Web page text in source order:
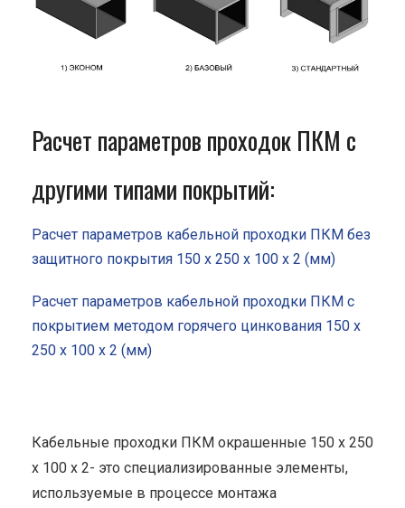
Расчет параметров проходок ПКМ с
другими типами покрытий:
Расчет параметров кабельной проходки ПКМ без
защитного покрытия 150 x 250 x 100 x 2 (мм)
Расчет параметров кабельной проходки ПКМ с
покрытием методом горячего цинкования 150 x
250 x 100 x 2 (мм)
Кабельные проходки ПКМ окрашенные 150 x 250
x 100 x 2- это специализированные элементы,
используемые в процессе монтажа